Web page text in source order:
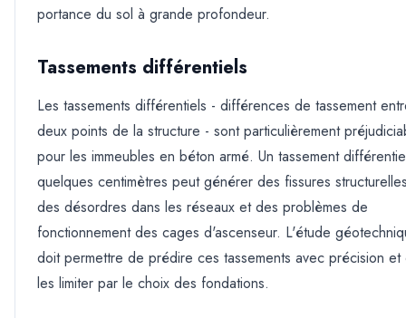
portance du sol à grande profondeur.
Tassements différentiels
Les tassements différentiels - différences de tassement
deux points de la structure - sont particulièrement
pour les immeubles en béton armé. Un tassement
quelques centimètres peut générer des fissures
des désordres dans les réseaux et des problèmes de
fonctionnement des cages d'ascenseur. L'étude
doit permettre de prédire ces tassements avec précision et
les limiter par le choix des fondations.